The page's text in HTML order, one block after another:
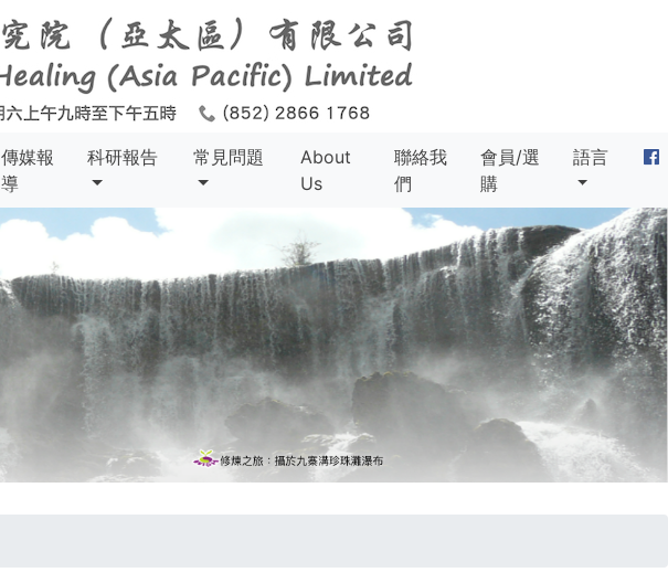
傳媒報
導
科研報告 常見問題
About
Us
聯絡我
們
會員/選
購
語言